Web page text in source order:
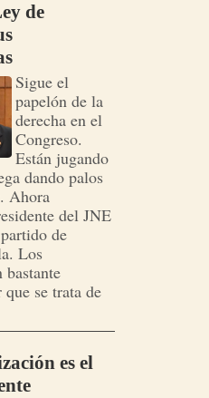
de
Sigue el
papelón de la
derecha en el
Congreso.
Están jugando
dando palos
Ahora
del JNE
de
Los
bastante
se trata de
es el